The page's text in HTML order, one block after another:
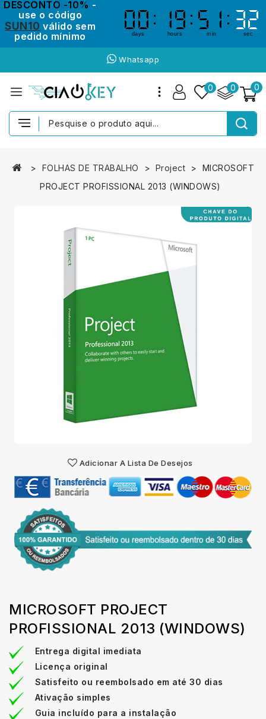
DESCONTO -10% -
use o código
SUN10 válido sem
pedido mínimo
00
00
days
19
19
hours
51
51
min
31
31
sec
Whatsapp
0
0
0
FOLHAS DE TRABALHO Project
MICROSOFT
PROJECT PROFISSIONAL 2013 (WINDOWS)
Adicionar A Lista De Desejos
MICROSOFT PROJECT
PROFISSIONAL 2013 (WINDOWS)
Entrega digital imediata
Licença original
Satisfeito ou reembolsado em até 30 dias
Ativação simples
Guia incluído para a instalação